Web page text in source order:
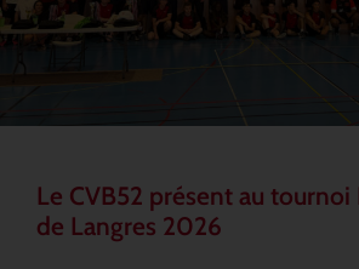
Le CVB52 présent au
de Langres 2026